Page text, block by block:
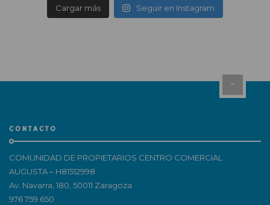
Cargar más Seguir en Instagram
CONTACTO
COMUNIDAD DE PROPIETARIOS CENTRO COMERCIAL
AUGUSTA – H81512998
Av. Navarra, 180, 50011 Zaragoza
976 759 650